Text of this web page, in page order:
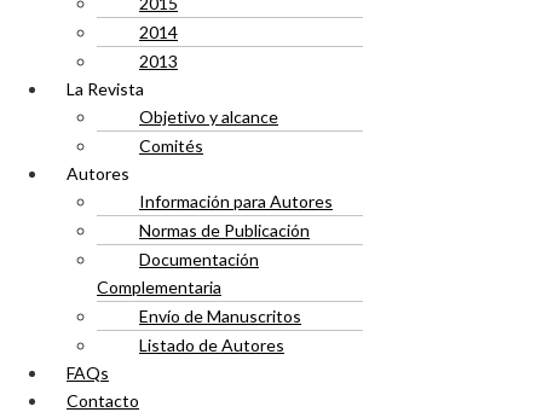
2014
2013
La Revista
Objetivo y alcance
Comités
Autores
Información para Autores
Normas de Publicación
Documentación
Complementaria
Envío de Manuscritos
Listado de Autores
FAQs
Contacto